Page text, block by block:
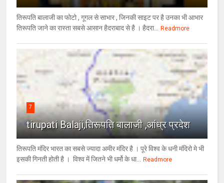
तिरूपति बालाजी का फोटो , गूगल से साभार , ​जिनकी साइट पर है उनका भी आभार
तिरूपति जाने का रास्ता सबसे आसान हैदराबाद से है । हैदरा...
Readmore
7
tirupati Balaji,तिरूपति बालाजी ,आंध्र प्रदेश
तिरूपति मंदिर भारत का सबसे ज्यादा अमीर मंदिर है । पूरे विश्व के धनी मंदिरो मे भी
इसकी गिनती होती है । विश्व में जितने भी धर्मो के धा...
Readmore